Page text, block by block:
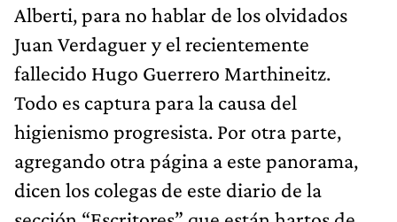
Alberti, para no hablar de los olvidados
Juan Verdaguer y el recientemente
fallecido Hugo Guerrero Marthineitz.
Todo es captura para la causa del
higienismo progresista. Por otra parte,
agregando otra página a este panorama,
dicen los colegas de este diario de la